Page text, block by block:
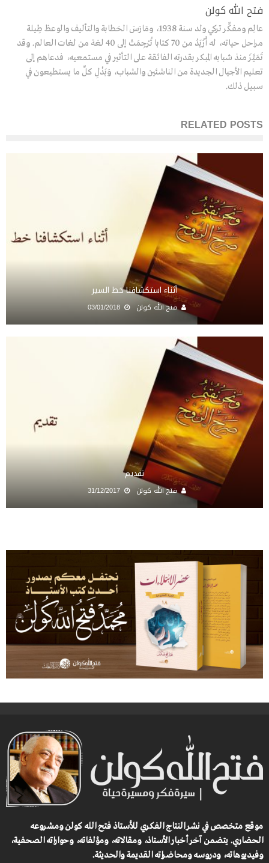
فتح الله كولن
عالِم ومفكِّر تركي ولد سنة 1938، ومَارَسَ الخطابة والتأليف والوعظ طِيلة
مراحل حياته، له أَزْيَدُ من 70 كتابا تُرْجِمَتْ إلى 40 لغة من لغات العالم. وقد
تَمَيَّزَ منذ شبابه المبكر بقدرته الفائقة على التأثير في مستمعيه، فدعاهم إلى
تعليم الأجيال الجديدة من الناشئين والشباب، وَبَذْلِ كلِّ ما يستطيعون في
سبيل ذلك.
RELATED POSTS
أثناء استكشافنا خط السير
فتح الله كولن 03/01/2018
تقديم
فتح الله كولن 31/12/2017
موقع متخصص في نشر النتاج الفكري للأستاذ فتح الله كولن ومشروعه
الحضاري. يتضمن آخر أخبار الأستاذ، ومقالاته، ومؤلفاته، وحواراته الصحفية،
وفيديوهاته، ودروسه ومحاضراته القديمة والحديثة.